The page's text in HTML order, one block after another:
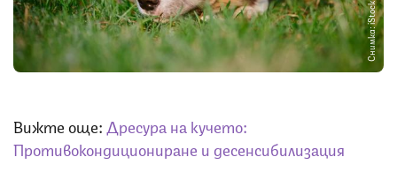
Снимка: iStock
Вижте още: Дресура на кучето:
Противокондициониране и десенсибилизация